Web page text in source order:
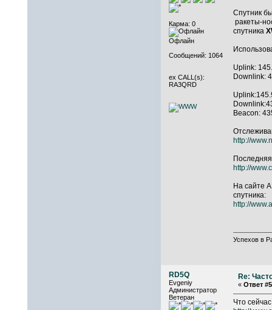
Карма: 0
Офлайн
Сообщений: 1064
ex CALL(s):
RA3QRD
Спутник
ракеты-
спутника
Uplink:
Downlink:
Beacon:
http://
http://
На сайте
спутника:
http://
Успехов в
RD5Q
Evgeniy
Администратор
Ветеран
Re:
« Ответ
Что